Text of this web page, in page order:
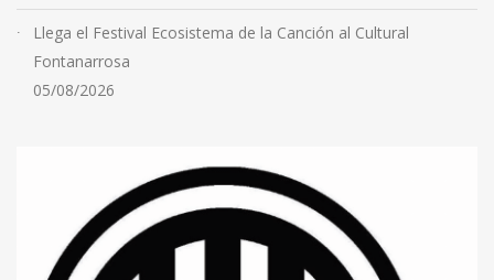
Llega el Festival Ecosistema de la Canción al Cultural
Fontanarrosa
05/08/2026